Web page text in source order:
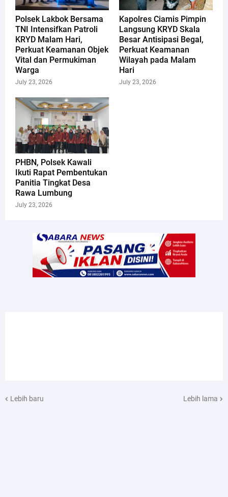
Polsek Lakbok Bersama
TNI Intensifkan Patroli
KRYD Malam Hari,
Perkuat Keamanan Objek
Vital dan Permukiman
Warga
July 23, 2026
Kapolres Ciamis Pimpin
Langsung KRYD Skala
Besar Antisipasi Begal,
Perkuat Keamanan
Wilayah pada Malam
Hari
July 23, 2026
PHBN, Polsek Kawali
Ikuti Rapat Pembentukan
Panitia Tingkat Desa
Rawa Lumbung
July 23, 2026
Lebih baru Lebih lama